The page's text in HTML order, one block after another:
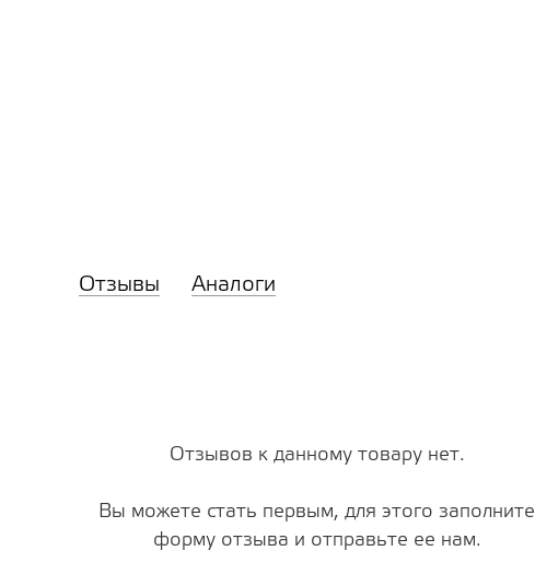
Отзывы Аналоги
Отзывов к данному товару нет.
Вы можете стать первым, для этого заполните
форму отзыва и отправьте ее нам.